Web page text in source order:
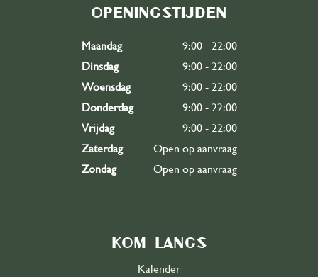
Openingstijden
Maandag
9:00 - 22:00
Dinsdag
9:00 - 22:00
Woensdag
9:00 - 22:00
Donderdag
9:00 - 22:00
Vrijdag
9:00 - 22:00
Zaterdag
Open op aanvraag
Zondag
Open op aanvraag
Kom langs
Kalender